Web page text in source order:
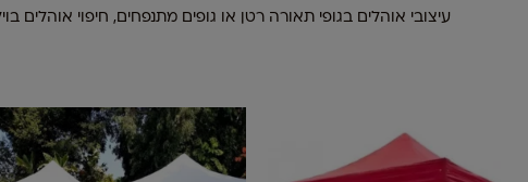
עיצובי אוהלים בגופי תאורה רטן או גופים מתנפחים, חיפוי אוהלים